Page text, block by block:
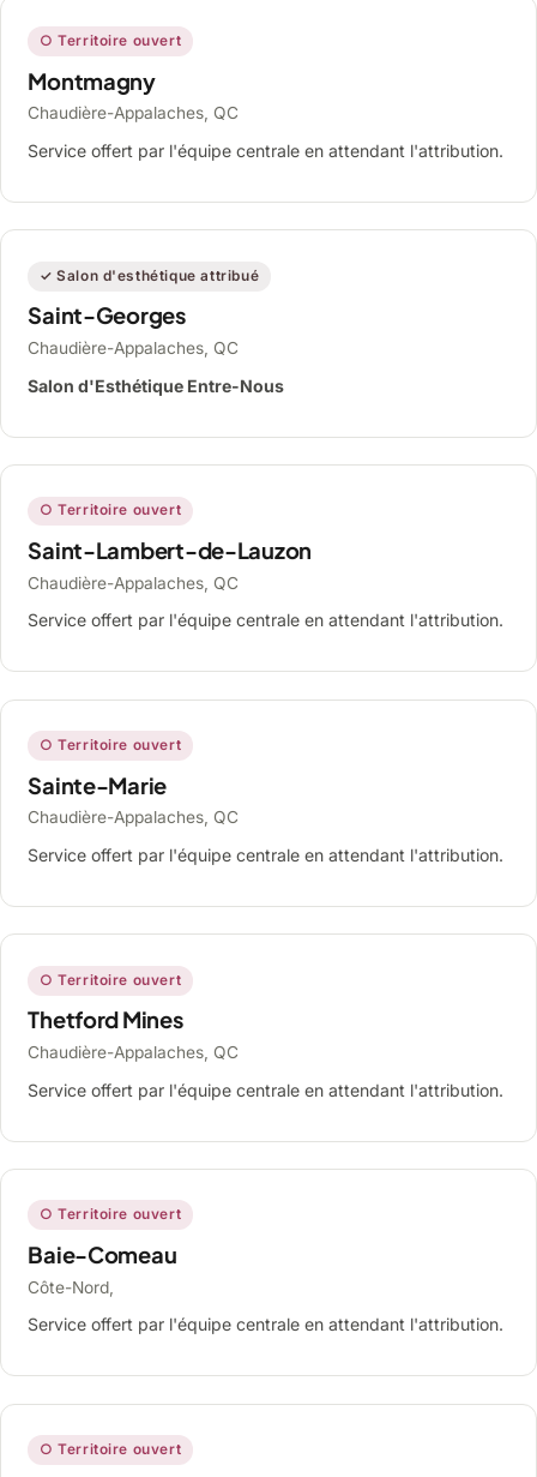
○ Territoire ouvert
Montmagny
Chaudière-Appalaches, QC
Service offert par l'équipe centrale en attendant l'attribution.
✓ Salon d'esthétique attribué
Saint-Georges
Chaudière-Appalaches, QC
Salon d'Esthétique Entre-Nous
○ Territoire ouvert
Saint-Lambert-de-Lauzon
Chaudière-Appalaches, QC
Service offert par l'équipe centrale en attendant l'attribution.
○ Territoire ouvert
Sainte-Marie
Chaudière-Appalaches, QC
Service offert par l'équipe centrale en attendant l'attribution.
○ Territoire ouvert
Thetford Mines
Chaudière-Appalaches, QC
Service offert par l'équipe centrale en attendant l'attribution.
○ Territoire ouvert
Baie-Comeau
Côte-Nord,
Service offert par l'équipe centrale en attendant l'attribution.
○ Territoire ouvert